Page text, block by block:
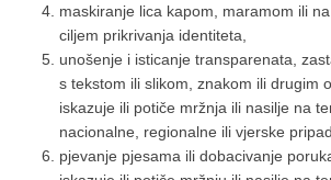
maskiranje lica kapom, maramom ili
ciljem prikrivanja identiteta,
unošenje i isticanje transparenata,
s tekstom ili slikom, znakom ili drugim
iskazuje ili potiče mržnja ili nasilje na
nacionalne, regionalne ili vjerske
pjevanje pjesama ili dobacivanje